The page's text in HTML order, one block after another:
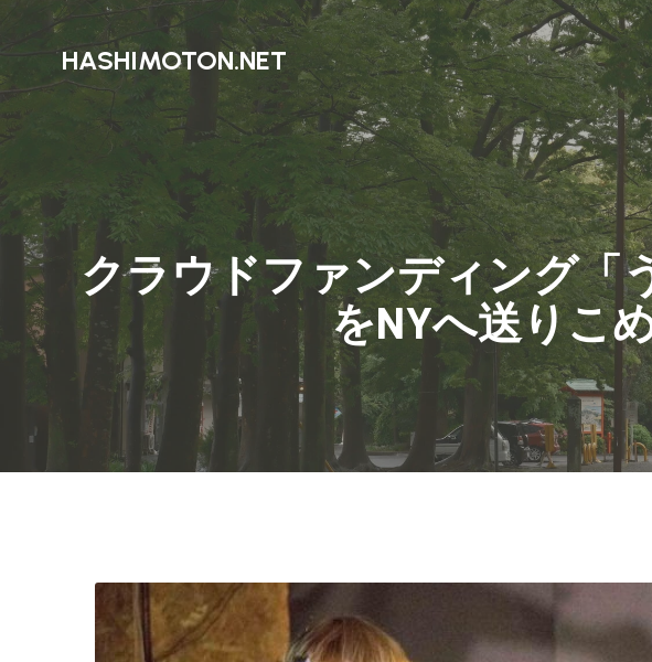
HASHIMOTON.NET
クラウドファンディング「
をNYへ送りこ